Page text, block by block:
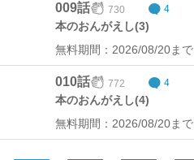
009話 730 4
本のおんがえし(3)
無料期間：2026/08/20まで
010話 772 4
本のおんがえし(4)
無料期間：2026/08/20まで